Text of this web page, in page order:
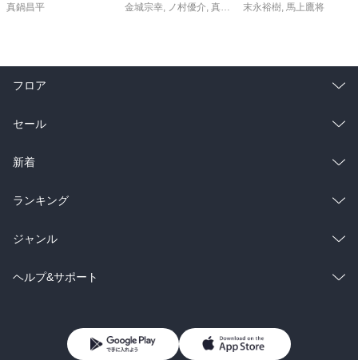
真鍋昌平
金城宗幸
ノ村優介 真島ヒロ ,宮島礼吏, 新川直司
末永裕樹 馬上鷹将
フロア
総合
ラノベ
雑誌・グラビア
BL・TL
セール
総合
ラノベ
雑誌・グラビア
BL・TL
新着
総合
ラノベ
雑誌・グラビア
ランキング
総合
ラノベ
ジャンル
コミック
ライトノベル 男子向けラノベ
ヘルプ&サポート
よくあるご質問 お問い合わせ